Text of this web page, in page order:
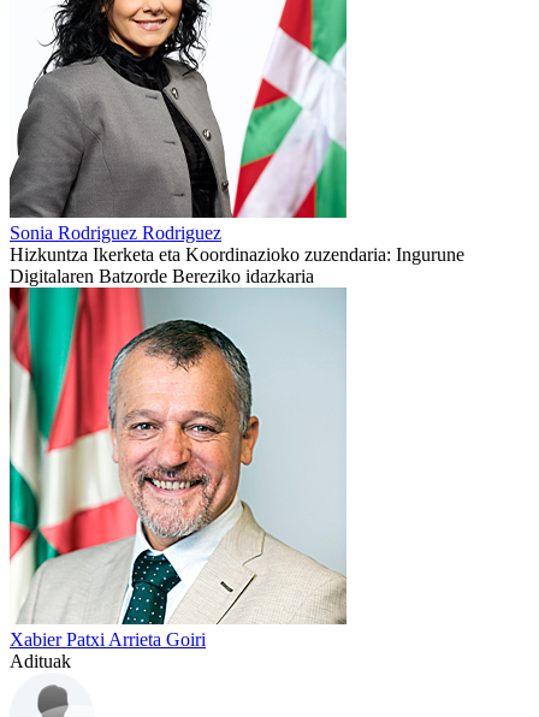
Sonia Rodriguez Rodriguez
Hizkuntza Ikerketa eta Koordinazioko zuzendaria: Ingurune
Digitalaren Batzorde Bereziko idazkaria
Xabier Patxi Arrieta Goiri
Adituak